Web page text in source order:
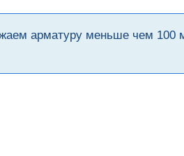
арматуру меньше чем